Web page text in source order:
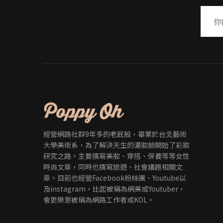
經營網路社群9年多的老屁股，畢業於台北藝術
大學美術系，為了解決天生的濃妝臉開始了彩妝
研究之路。主要撰寫美妝、穿搭、保養等等女性
時尚文章，同時也撰寫旅遊、社會議題相關文
章。目前也經營Facebook粉絲團、Youtube以
及instagram，比起被稱為網美或Youtuber，
會更樂意被稱為網路工作者或KOL。